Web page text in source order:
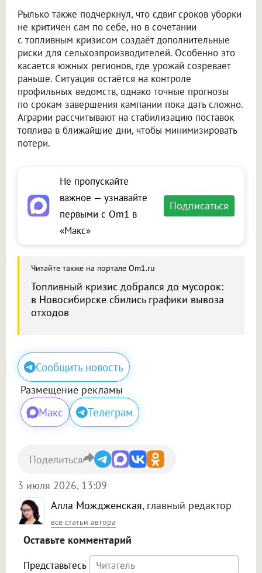
Рылько также подчеркнул, что сдвиг сроков уборки
не критичен сам по себе, но в сочетании
с топливным кризисом создаёт дополнительные
риски для сельхозпроизводителей. Особенно это
касается южных регионов, где урожай созревает
раньше. Ситуация остаётся на контроле
профильных ведомств, однако точные прогнозы
по срокам завершения кампании пока дать сложно.
Аграрии рассчитывают на стабилизацию поставок
топлива в ближайшие дни, чтобы минимизировать
потери.
Не пропускайте
важное — узнавайте
первыми с Om1 в
«Макс»
Подписаться
Читайте также на портале Om1.ru
Топливный кризис добрался до мусорок:
в Новосибирске сбились графики вывоза
отходов
Сообщить новость
Размещение рекламы
Макс Телеграм
Алла Мождженская, главный редактор
все статьи автора
3 июля 2026, 13:09
Поделиться
Оставьте комментарий
Представьтесь